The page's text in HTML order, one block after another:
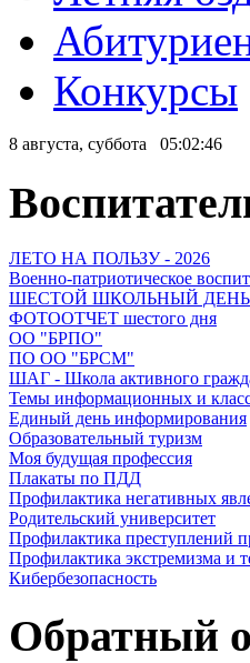
Конкурсы
8 августа, суббота 05:02:47
ЛЕТО НА ПОЛЬЗУ - 2026
Военно-патриотическое
ШЕСТОЙ ШКОЛЬНЫЙ ДЕНЬ
ФОТООТЧЕТ шестого дня
ОО "БРПО"
ПО ОО "БРСМ"
ШАГ - Школа активного
Темы информационных и
Единый день информирования
Образовательный туризм
Моя будущая профессия
Плакаты по ПДД
Профилактика негативных
Родительский университет
Профилактика преступлений
Профилактика экстремизма и
Кибербезопасность
Обратный